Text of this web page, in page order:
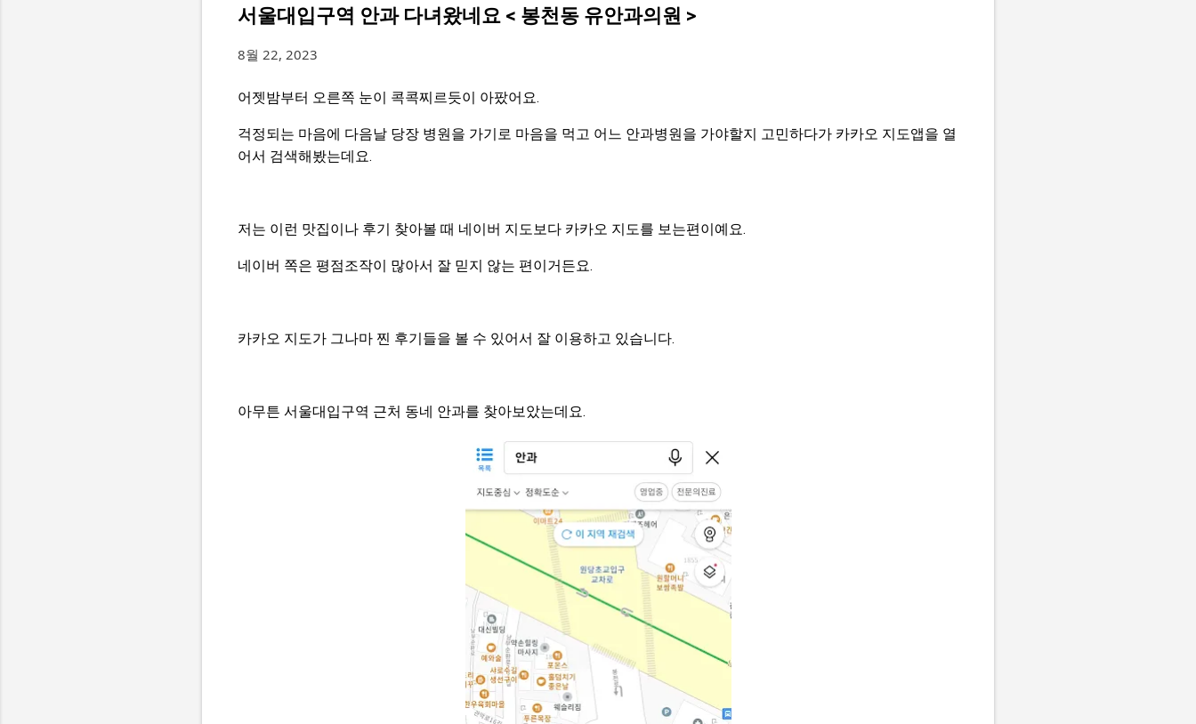
서울대입구역 안과 다녀왔네요 < 봉천동 유안과의원 >
8월 22, 2023
어젯밤부터 오른쪽 눈이 콕콕찌르듯이 아팠어요.
걱정되는 마음에 다음날 당장 병원을 가기로 마음을 먹고 어느 안과병원을 가야할지 고민하다가 카카오 지도앱을 열
어서 검색해봤는데요.
저는 이런 맛집이나 후기 찾아볼 때 네이버 지도보다 카카오 지도를 보는편이예요.
네이버 쪽은 평점조작이 많아서 잘 믿지 않는 편이거든요.
카카오 지도가 그나마 찐 후기들을 볼 수 있어서 잘 이용하고 있습니다.
아무튼 서울대입구역 근처 동네 안과를 찾아보았는데요.